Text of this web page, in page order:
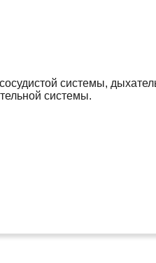
системы,
системы.